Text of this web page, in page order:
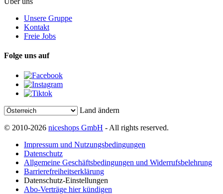
Unsere Gruppe
Kontakt
Freie Jobs
Folge uns auf
Land ändern
© 2010-2026 niceshops GmbH - All rights reserved.
Impressum und Nutzungsbedingungen
Datenschutz
Allgemeine Geschäftsbedingungen und Widerrufsbelehrung
Barrierefreiheitserklärung
Datenschutz-Einstellungen
Abo-Verträge hier kündigen